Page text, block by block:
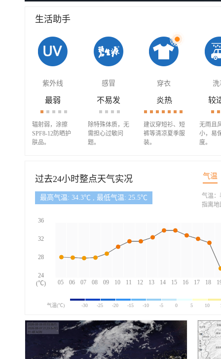
生活助手
紫外线 感冒 穿衣 洗
最弱
辐射弱，涂擦
SPF8-12防晒护
肤品。
不易发
除特殊体质，无
需担心过敏问
题。
炎热
建议穿短衫、短
裤等清凉夏季服
装。
较
无雨且
小，易
度。
过去24小时整点天气实况 气温
最高气温: 34.3℃ , 最低气温: 25.5℃
05 06 07 08 09 10 11 12 13 14 15 16 17 18
36
32
28
24
(℃)
气温：
指离地
气温(℃) -30 -25 -20 -15 -10 -5 0 5 10